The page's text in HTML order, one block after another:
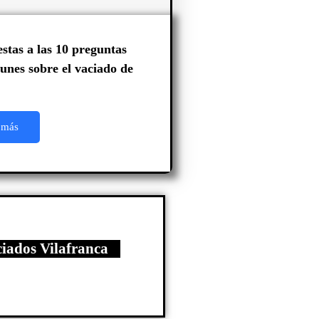
a las 10 preguntas
sobre el vaciado de
Vilafranca